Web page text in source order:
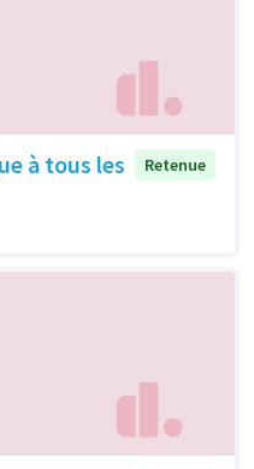
à tous les
Retenue